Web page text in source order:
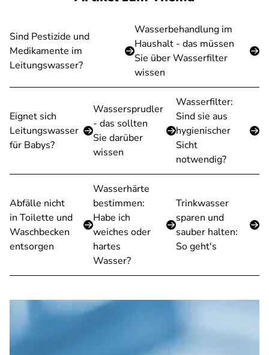
Sind Pestizide und
Medikamente im
Leitungswasser?
Wasserbehandlung im
Haushalt - das müssen
Sie über Wasserfilter
wissen
Eignet sich
Leitungswasser
für Babys?
Wassersprudler
- das sollten
Sie darüber
wissen
Wasserfilter:
Sind sie aus
hygienischer
Sicht
notwendig?
Abfälle nicht
in Toilette und
Waschbecken
entsorgen
Wasserhärte
bestimmen:
Habe ich
weiches oder
hartes
Wasser?
Trinkwasser
sparen und
sauber halten:
So geht's